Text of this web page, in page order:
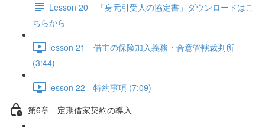
Lesson 20 「身元引受人の協定書」ダウンロードはこ
ちらから
lesson 21 借主の保険加入義務・合意管轄裁判所
(3:44)
lesson 22 特約事項 (7:09)
第6章 定期借家契約の導入